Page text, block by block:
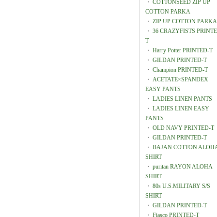
・ COTTONSEED ZIP UP
COTTON PARKA
・ ZIP UP COTTON PARKA
・ 36 CRAZYFISTS
T
・ Harry Potter PRINTED-T
・ GILDAN PRINTED-T
・ Champion PRINTED-T
・ ACETATE×SPANDEX
EASY PANTS
・ LADIES LINEN PANTS
・ LADIES LINEN EASY
PANTS
・ OLD NAVY PRINTED-T
・ GILDAN PRINTED-T
・ BAJAN COTTON
SHIRT
・ puritan RAYON ALOHA
SHIRT
・ 80s U.S.MILITARY S/S
SHIRT
・ GILDAN PRINTED-T
・ Fiasco PRINTED-T